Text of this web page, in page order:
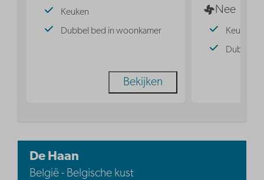
Keuken
Dubbel bed in woonkamer
Bekijken
Nee
Keuken
Dubbel
De Haan
België - Belgische kust